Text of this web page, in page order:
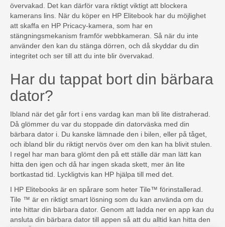
övervakad. Det kan därför vara riktigt viktigt att blockera
kamerans lins. När du köper en HP Elitebook har du möjlighet
att skaffa en HP Pricacy-kamera, som har en
stängningsmekanism framför webbkameran. Så när du inte
använder den kan du stänga dörren, och då skyddar du din
integritet och ser till att du inte blir övervakad.
Har du tappat bort din bärbara
dator?
Ibland när det går fort i ens vardag kan man bli lite distraherad.
Då glömmer du var du stoppade din datorväska med din
bärbara dator i. Du kanske lämnade den i bilen, eller på tåget,
och ibland blir du riktigt nervös över om den kan ha blivit stulen.
I regel har man bara glömt den på ett ställe där man lätt kan
hitta den igen och då har ingen skada skett, mer än lite
bortkastad tid. Lyckligtvis kan HP hjälpa till med det.
I HP Elitebooks är en spårare som heter Tile™ förinstallerad.
Tile ™ är en riktigt smart lösning som du kan använda om du
inte hittar din bärbara dator. Genom att ladda ner en app kan du
ansluta din bärbara dator till appen så att du alltid kan hitta den